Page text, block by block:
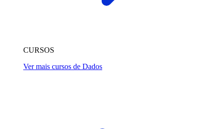
CURSOS
Ver mais cursos de Dados